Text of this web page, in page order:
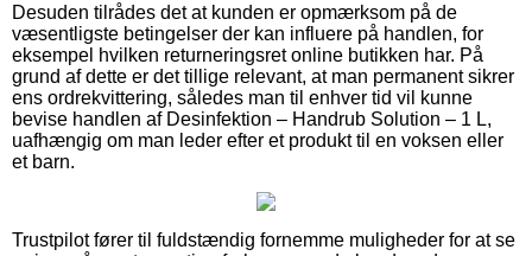
Desuden tilrådes det at kunden er opmærksom på de
væsentligste betingelser der kan influere på handlen, for
eksempel hvilken returneringsret online butikken har. På
grund af dette er det tillige relevant, at man permanent sikrer
ens ordrekvittering, således man til enhver tid vil kunne
bevise handlen af Desinfektion – Handrub Solution – 1 L,
uafhængig om man leder efter et produkt til en voksen eller
et barn.
Trustpilot fører til fuldstændig fornemme muligheder for at se